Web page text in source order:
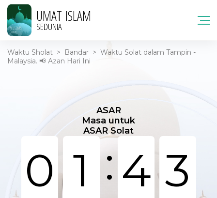
UMAT ISLAM
SEDUNIA
Waktu Sholat > Bandar > Waktu Solat dalam Tampin -
Malaysia. 📢 Azan Hari Ini
ASAR
Masa untuk
ASAR Solat
0 1 : 4 3